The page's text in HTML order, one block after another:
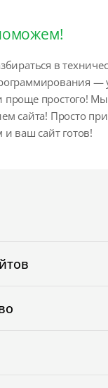
в
—
простого!
сайта! Просто
ваш сайт готов!